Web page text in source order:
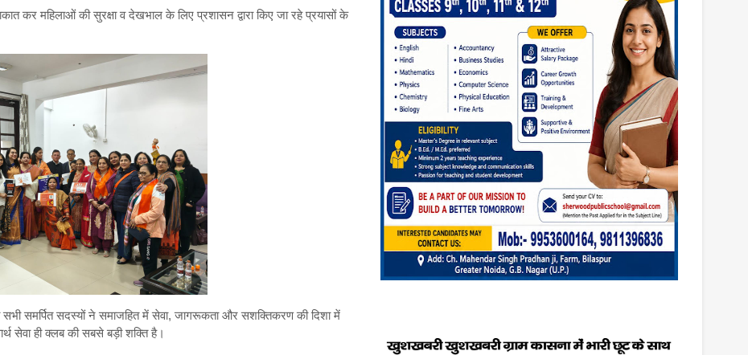
कर महिलाओं की सुरक्षा व देखभाल के लिए प्रशासन द्वारा किए जा रहे प्रयासों के
समर्पित सदस्यों ने समाजहित में सेवा, जागरूकता और सशक्तिकरण की दिशा में
सेवा ही क्लब की सबसे बड़ी शक्ति है।